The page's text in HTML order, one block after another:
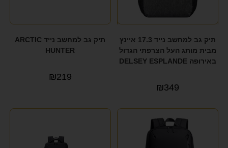
תיק גב למחשב נייד 17.3 איינץ
מבית מותג העל הצרפתי הגדול
באירופה DELSEY ESPLANDE
₪349
תיק גב למחשב נייד ARCTIC
HUNTER
₪219